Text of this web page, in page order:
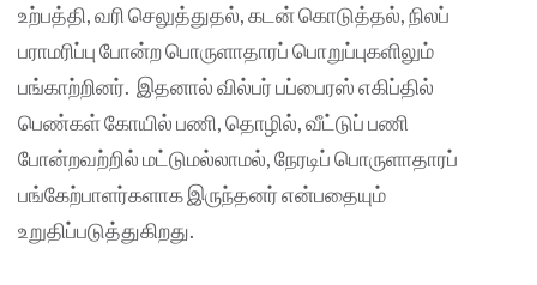
உற்பத்தி, வரி செலுத்துதல், கடன் கொடுத்தல், நிலப்
பராமரிப்பு போன்ற பொருளாதாரப் பொறுப்புகளிலும்
பங்காற்றினர். இதனால் வில்பர் பப்பைரஸ் எகிப்தில்
பெண்கள் கோயில் பணி, தொழில், வீட்டுப் பணி
போன்றவற்றில் மட்டுமல்லாமல், நேரடிப் பொருளாதாரப்
பங்கேற்பாளர்களாக இருந்தனர் என்பதையும்
உறுதிப்படுத்துகிறது.